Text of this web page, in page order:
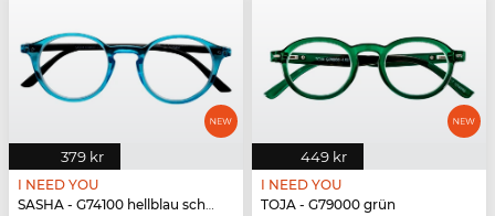
379 kr
I NEED YOU
SASHA - G74100 hellblau schwarz
449 kr
I NEED YOU
TOJA - G79000 grün